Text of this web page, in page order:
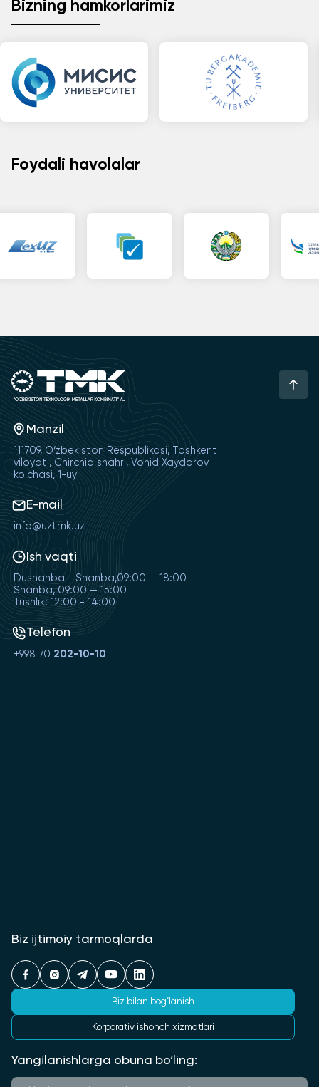
Bizning hamkorlarimiz
Foydali havolalar
Manzil
111709, O‘zbekiston Respublikasi, Toshkent
viloyati, Chirchiq shahri, Vohid Xaydarov
ko'chasi, 1-uy
E-mail
info@uztmk.uz
Ish vaqti
Dushanba - Shanba,09:00 — 18:00
Shanba, 09:00 — 15:00
Tushlik: 12:00 - 14:00
Telefon
+998 70 202-10-10
Biz ijtimoiy tarmoqlarda
Biz bilan bog‘lanish
Korporativ ishonch xizmatlari
Yangilanishlarga obuna bo‘ling: